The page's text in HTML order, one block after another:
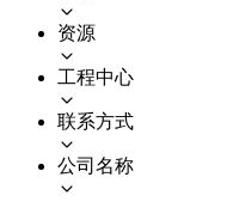
资源
工程中心
联系方式
公司名称